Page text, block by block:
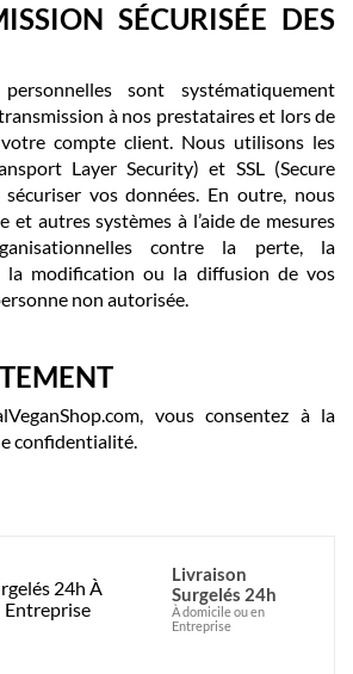
SÉCURISÉE DES
sont systématiquement
à nos prestataires et lors de
compte client. Nous utilisons les
Layer Security) et SSL (Secure
vos données. En outre, nous
et autres systèmes à l’aide de mesures
contre la perte, la
la modification ou la diffusion de vos
non autorisée.
vous consentez à la
confidentialité.
Livraison
Surgelés 24h
À domicile ou en
Entreprise